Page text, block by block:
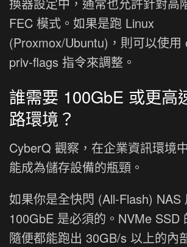
換器設定中，通常也允許針對高
FEC 模式。如果是跑 Linux
(Proxmox/Ubuntu)，則可以使用
priv-flags 指令來調整。
誰需要 100GbE 或更高
路環境？
CyberQ 觀察，在企業資訊環境
能成為儲存設備的瓶頸。
如果你是全快閃 (All-Flash) NAS
100GbE 是必須的。NVMe SSD
隨便都能跑出 30GB/s 以上的內